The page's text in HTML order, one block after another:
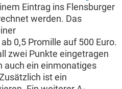
Eintrag ins Flensburger
werden. Das
0,5 Promille auf 500 Euro.
zwei Punkte eingetragen
auch ein einmonatiges
ist ein